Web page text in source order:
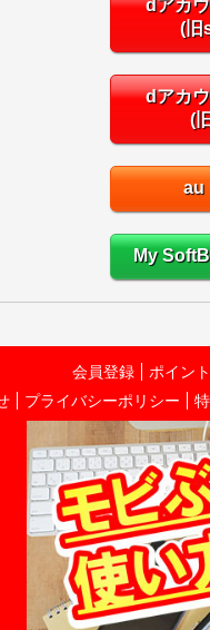
dアカ
(旧
dアカ
(
au
My
会員登録 ポイン
プライバシーポリシー